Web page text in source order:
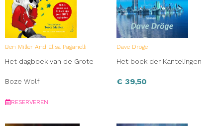
Ben Miller And Elisa Paganelli
Het dagboek van de Grote
Boze Wolf
RESERVEREN
Dave Dröge
Het boek der Kantelingen
€ 39,50